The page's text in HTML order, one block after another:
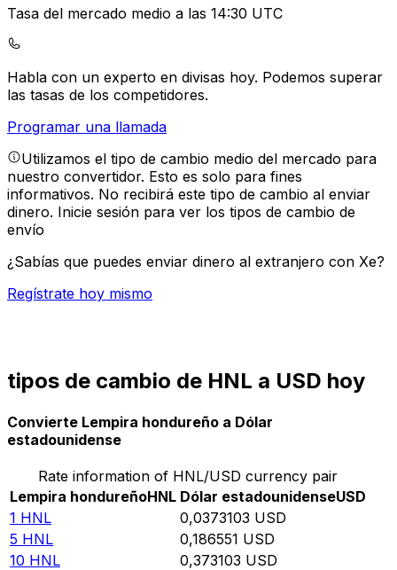
Tasa del mercado medio a las 14:30 UTC
Habla con un experto en divisas hoy. Podemos superar
las tasas de los competidores.
Programar una llamada
Utilizamos el tipo de cambio medio del mercado para
nuestro convertidor. Esto es solo para fines
informativos. No recibirá este tipo de cambio al enviar
dinero. Inicie sesión para ver los tipos de cambio de
envío
¿Sabías que puedes enviar dinero al extranjero con Xe?
Regístrate hoy mismo
tipos de cambio de HNL a USD hoy
Convierte Lempira hondureño a Dólar
estadounidense
Rate information of HNL/USD currency pair
Lempira hondureñoHNL Dólar estadounidenseUSD
1 HNL 0,0373103 USD
5 HNL 0,186551 USD
10 HNL 0,373103 USD